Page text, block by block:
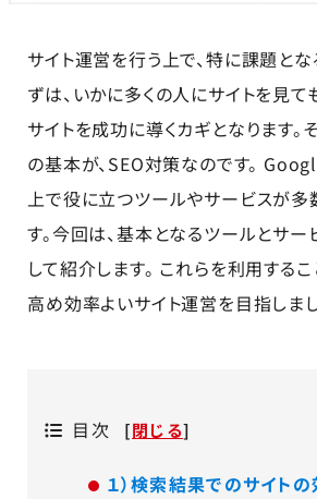
サイト運営を行う上で、特に課題とな
ずは、いかに多くの人にサイトを見て
サイトを成功に導くカギとなります。
の基本が、SEO対策なのです。
上で役に立つツールやサービスが多
す。今回は、基本となるツールとサー
して紹介します。 これらを利用する
高め効率よいサイト運営を目指しまし
目次 [閉じる]
１）検索結果でのサイト